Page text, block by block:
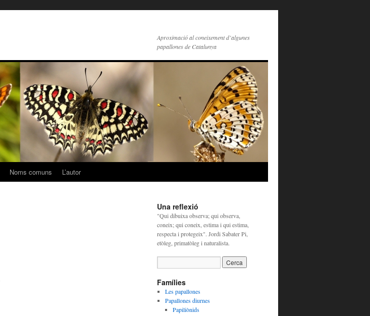
Aproximació al coneixement d’algunes
papallones de Catalunya
Noms comuns L’autor
Una reflexió
"Qui dibuixa observa; qui observa,
coneix; qui coneix, estima i qui estima,
respecta i protegeix". Jordi Sabater Pi,
etòleg, primatòleg i naturalista.
Famílies
Les papallones
Papallones diurnes
Papiliònids